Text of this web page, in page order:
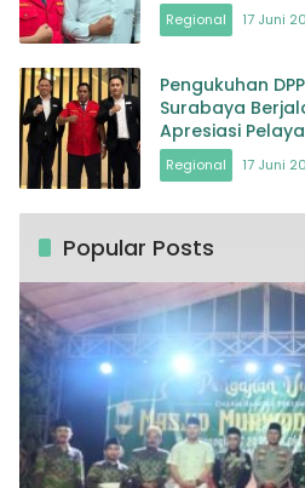
Regional 17 Juni
Pengukuhan
Surabaya
Apresiasi
Regional 17 Juni
Popular Posts